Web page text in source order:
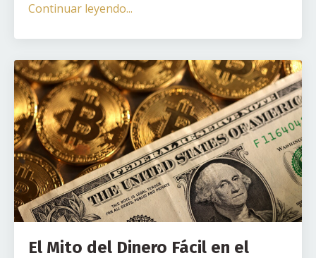
Continuar leyendo...
El Mito del Dinero Fácil en el